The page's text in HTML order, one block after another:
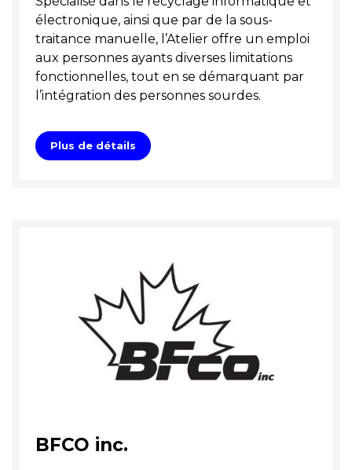
électronique, ainsi que par de la sous-
traitance manuelle, l’Atelier offre un emploi
aux personnes ayants diverses limitations
fonctionnelles, tout en se démarquant par
l’intégration des personnes sourdes.
Plus de détails
BFCO inc.